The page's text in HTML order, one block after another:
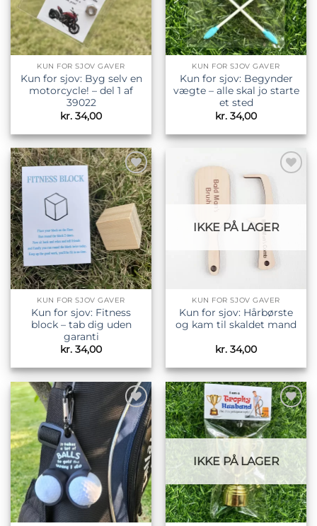
KUN FOR SJOV GAVER
Kun for sjov: Byg selv en
motorcycle! – del 1 af
39022
kr. 34,00
KUN FOR SJOV GAVER
Kun for sjov: Begynder
vægte – alle skal jo starte
et sted
kr. 34,00
Tilføj til
ønskeliste
KUN FOR SJOV GAVER
Kun for sjov: Fitness
block – tab dig uden
garanti
kr. 34,00
Tilføj til
ønskeliste
IKKE PÅ LAGER
KUN FOR SJOV GAVER
Kun for sjov: Hårbørste
og kam til skaldet mand
kr. 34,00
Tilføj til
ønskeliste
Tilføj til
ønskeliste
IKKE PÅ LAGER